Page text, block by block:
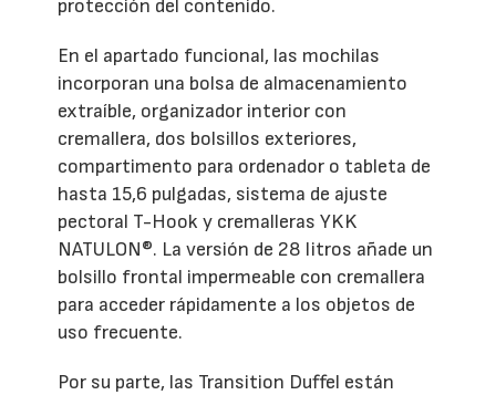
protección del contenido.
En el apartado funcional, las mochilas
incorporan una bolsa de almacenamiento
extraíble, organizador interior con
cremallera, dos bolsillos exteriores,
compartimento para ordenador o tableta de
hasta 15,6 pulgadas, sistema de ajuste
pectoral T-Hook y cremalleras YKK
NATULON®. La versión de 28 litros añade un
bolsillo frontal impermeable con cremallera
para acceder rápidamente a los objetos de
uso frecuente.
Por su parte, las Transition Duffel están